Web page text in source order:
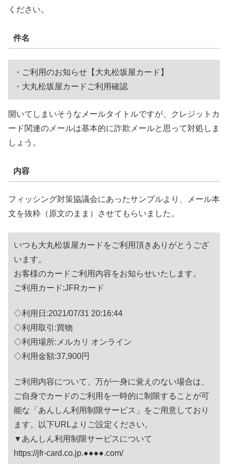
ください。
件名
・ご利用のお知らせ【大丸松坂屋カード】
・大丸松坂屋カードご利用確認
開いてしまいそうなメールタイトルですが、クレジットカ
ード関連のメールは基本的に詐欺メールと思って対処しま
しょう。
内容
フィッシング対策協議会にあったサンプルより、メール本
文を抜粋（原文のまま）させてもらいました。
いつも大丸松坂屋カードをご利用頂きありがとうござ
います。
お客様のカードご利用内容をお知らせいたします。
ご利用カード:JFRカード
◇利用日:2021/07/31 20:16:44
◇利用取引:買物
◇利用場所:メルカリ オンライン
◇利用金額:37,900円
ご利用内容について、万が一身に覚えのない場合は、
ご自身でカードのご利用を一時的に制限することが可
能な「あんしん利用制限サービス」をご用意しており
ます。以下URLよりご設定ください。
▼あんしん利用制限サービスについて
https://jfr-card.co.jp.●●●●.com/